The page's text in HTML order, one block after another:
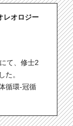
レオロジー
て、修士2
た。
循環-冠循